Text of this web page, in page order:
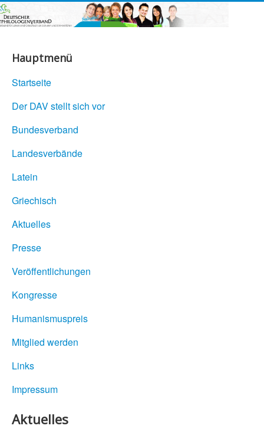
Hauptmenü
Startseite
Der DAV stellt sich vor
Bundesverband
Landesverbände
Latein
Griechisch
Aktuelles
Presse
Veröffentlichungen
Kongresse
Humanismuspreis
Mitglied werden
Links
Impressum
Aktuelles